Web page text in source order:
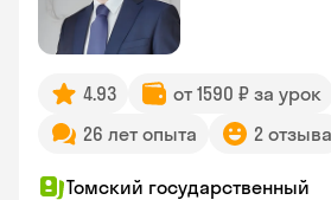
4.93
от 1590 ₽ за урок
26 лет опыта
2 отзыва
Томский государственный